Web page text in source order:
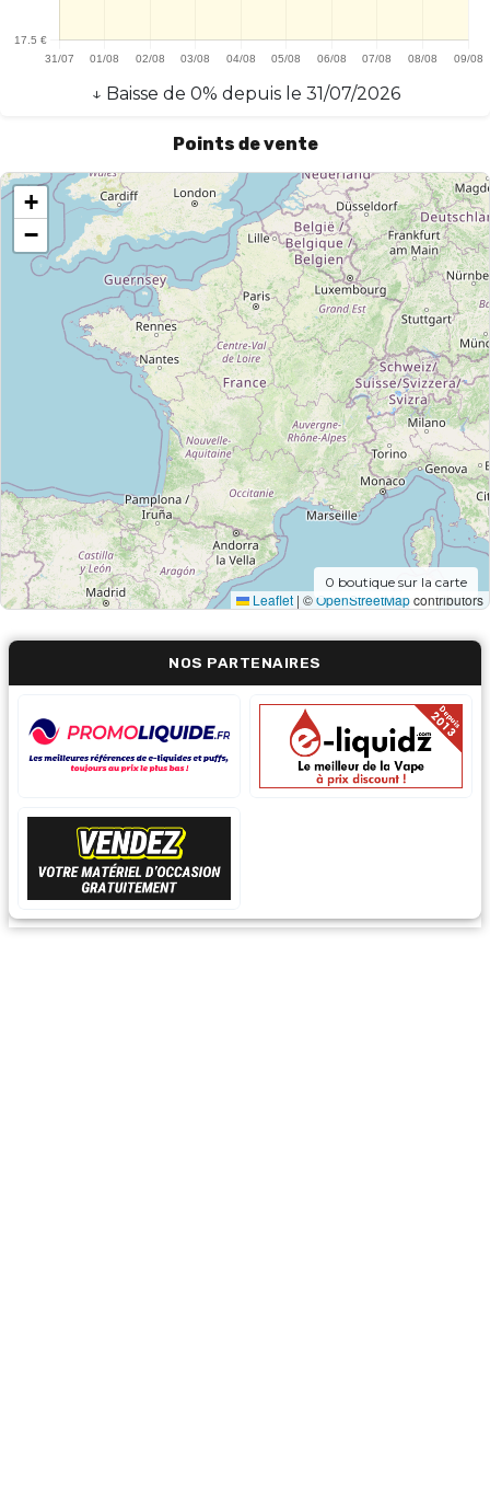
↓ Baisse de 0% depuis le 31/07/2026
Points de vente
+
−
Leaflet | ©OpenStreetMapcontributors
0 boutique sur la carte
NOS PARTENAIRES